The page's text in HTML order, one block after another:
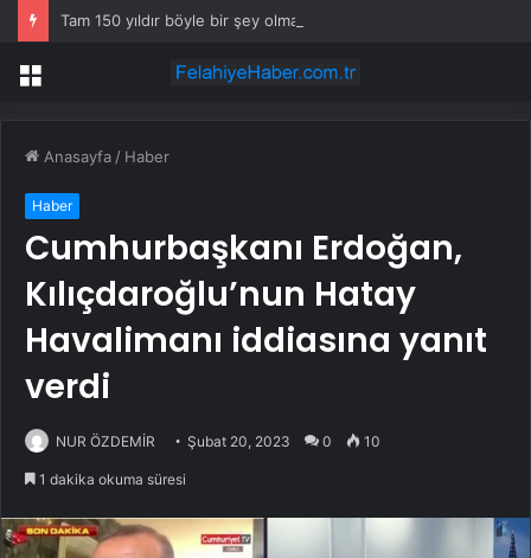
Menü
Anasayfa / Haber
Haber
Cumhurbaşkanı Erdoğan,
Kılıçdaroğlu’nun Hatay
Havalimanı iddiasına yanıt
verdi
NUR ÖZDEMİR Şubat 20, 2023 0 10
1 dakika okuma süresi